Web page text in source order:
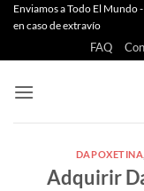
Saltar
Enviamos a Todo El Mundo
en caso de extravío
FAQ
DAPOXETINA
Adquirir